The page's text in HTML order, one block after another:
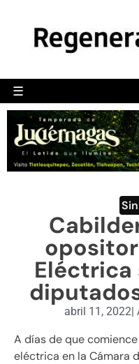
☰
Eléctrica
abril 11, 2022|
A días de que
eléctrica en la Cámara